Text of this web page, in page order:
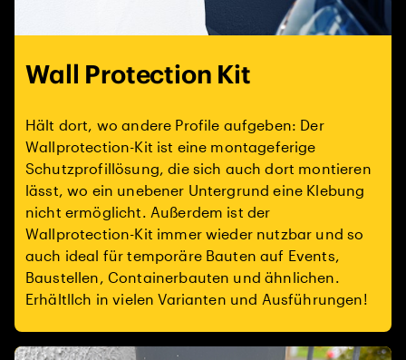
Wall Protection Kit
Hält dort, wo andere Profile aufgeben: Der
Wallprotection-Kit ist eine montageferige
Schutzprofillösung, die sich auch dort montieren
lässt, wo ein unebener Untergrund eine Klebung
nicht ermöglicht. Außerdem ist der
Wallprotection-Kit immer wieder nutzbar und so
auch ideal für temporäre Bauten auf Events,
Baustellen, Containerbauten und ähnlichen.
Erhältllch in vielen Varianten und Ausführungen!